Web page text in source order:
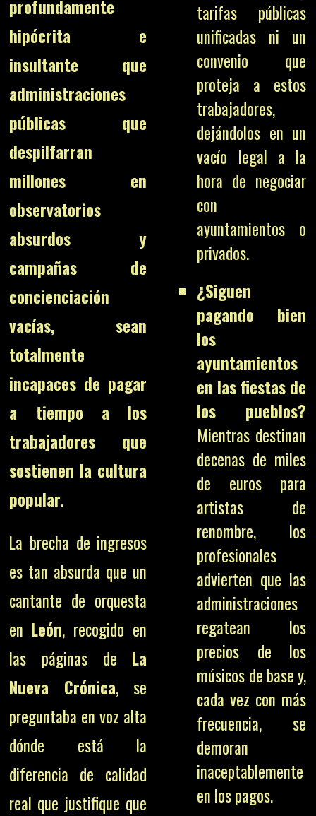
profundamente
hipócrita e
insultante que
administraciones
públicas que
despilfarran
millones en
observatorios
absurdos y
campañas de
concienciación
vacías, sean
totalmente
incapaces de pagar
a tiempo a los
trabajadores que
sostienen la cultura
popular.
La brecha de ingresos
es tan absurda que un
cantante de orquesta
en León, recogido en
las páginas de La
Nueva Crónica, se
preguntaba en voz alta
dónde está la
diferencia de calidad
real que justifique que
tarifas públicas
unificadas ni un
convenio que
proteja a estos
trabajadores,
dejándolos en un
vacío legal a la
hora de negociar
con
ayuntamientos o
privados.
¿Siguen
pagando bien
los
ayuntamientos
en las fiestas de
los pueblos?
Mientras destinan
decenas de miles
de euros para
artistas de
renombre, los
profesionales
advierten que las
administraciones
regatean los
precios de los
músicos de base y,
cada vez con más
frecuencia, se
demoran
inaceptablemente
en los pagos.